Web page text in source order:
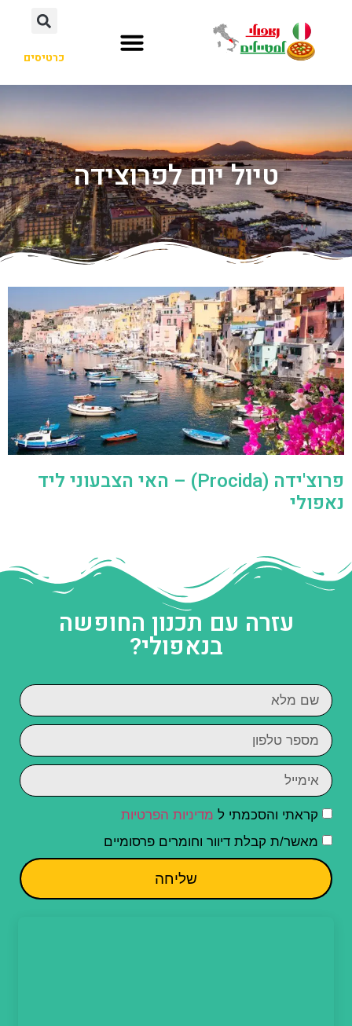
כרטיסים
טיול יום לפרוצידה
פרוצ'ידה (Procida) – האי הצבעוני ליד
נאפולי
עזרה עם תכנון החופשה
בנאפולי?
קראתי והסכמתי ל מדיניות הפרטיות
מאשר/ת קבלת דיוור וחומרים פרסומיים
שליחה